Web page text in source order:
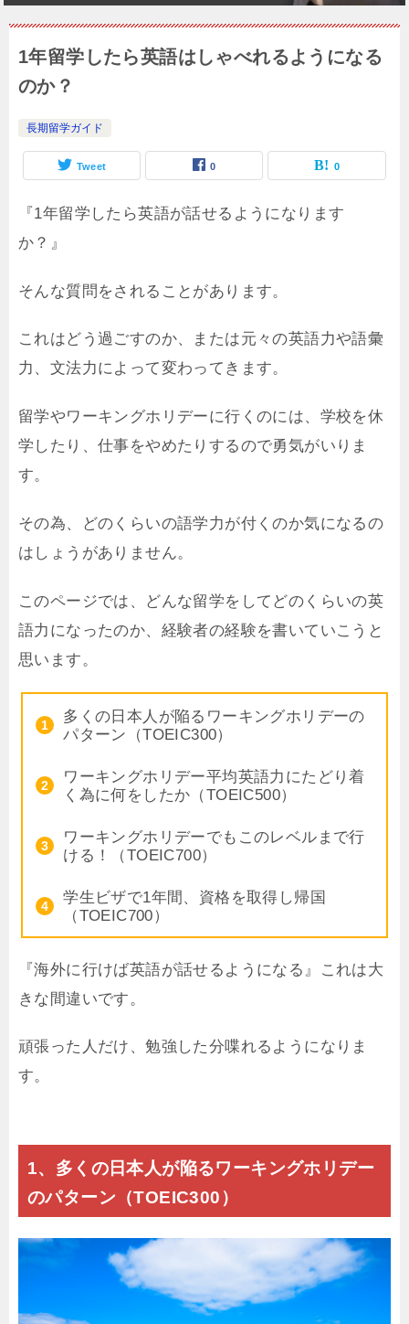
1年留学したら英語はしゃべれるようになる
のか？
長期留学ガイド
Tweet 0 0
『1年留学したら英語が話せるようになります
か？』
そんな質問をされることがあります。
これはどう過ごすのか、または元々の英語力や語彙
力、文法力によって変わってきます。
留学やワーキングホリデーに行くのには、学校を休
学したり、仕事をやめたりするので勇気がいりま
す。
その為、どのくらいの語学力が付くのか気になるの
はしょうがありません。
このページでは、どんな留学をしてどのくらいの英
語力になったのか、経験者の経験を書いていこうと
思います。
多くの日本人が陥るワーキングホリデーの
パターン（TOEIC300）
ワーキングホリデー平均英語力にたどり着
く為に何をしたか（TOEIC500）
ワーキングホリデーでもこのレベルまで行
ける！（TOEIC700）
学生ビザで1年間、資格を取得し帰国
（TOEIC700）
『海外に行けば英語が話せるようになる』これは大
きな間違いです。
頑張った人だけ、勉強した分喋れるようになりま
す。
1、多くの日本人が陥るワーキングホリデー
のパターン（TOEIC300）